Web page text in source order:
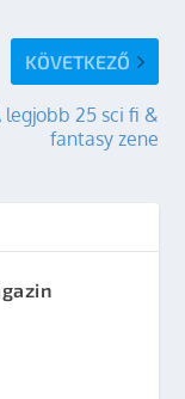
KÖVETKEZŐ
legjobb 25 sci fi &
fantasy zene